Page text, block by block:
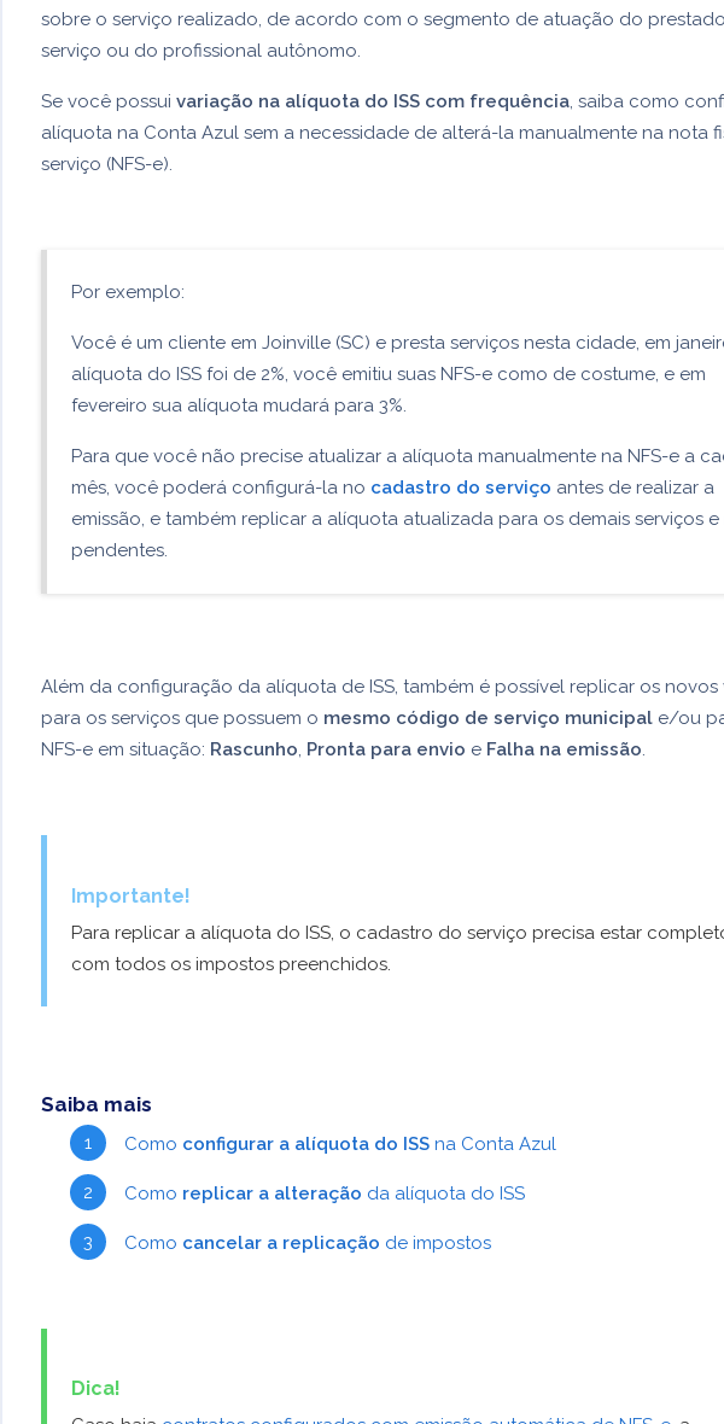
sobre o serviço realizado, de acordo com o segmento de atuação do
serviço ou do profissional autônomo.
Se você possui variação na alíquota do ISS com frequência , saiba como
alíquota na Conta Azul sem a necessidade de alterá-la manualmente na nota
serviço (NFS-e).
Por exemplo:
Você é um cliente em Joinville (SC) e presta serviços nesta cidade, em
alíquota do ISS foi de 2%, você emitiu suas NFS-e como de costume, e em
fevereiro sua alíquota mudará para 3%.
Para que você não precise atualizar a alíquota manualmente na NFS-e a
mês, você poderá configurá-la no cadastro do serviço antes de realizar a
emissão, e também replicar a alíquota atualizada para os demais serviços
pendentes.
Além da configuração da alíquota de ISS, também é possível replicar os novos
para os serviços que possuem o mesmo código de serviço municipal e/ou
NFS-e em situação: Rascunho, Pronta para envio e Falha na emissão.
Importante!
Para replicar a alíquota do ISS, o cadastro do serviço precisa estar
com todos os impostos preenchidos.
Saiba mais
Como configurar a alíquota do ISS na Conta Azul
Como replicar a alteração da alíquota do ISS
Como cancelar a replicação de impostos
Dica!